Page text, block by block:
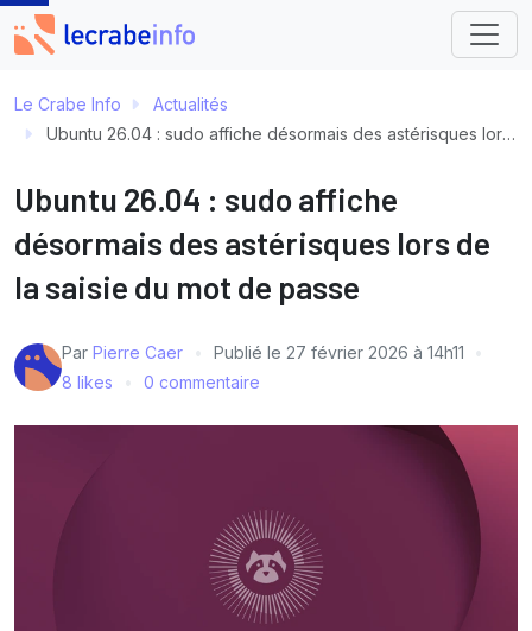
Le Crabe Info
Actualités
Ubuntu 26.04 : sudo affiche désormais des astérisques lors de la saisie du mot de passe
Ubuntu 26.04 : sudo affiche
désormais des astérisques lors de
la saisie du mot de passe
Par Pierre Caer Publié le 27 février 2026 à 14h11
8 likes
0 commentaire